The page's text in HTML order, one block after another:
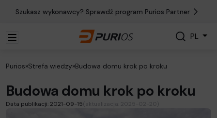
Szukasz wykonawcy? Sprawdź program Purios Partner
PL
Purios»Strefa wiedzy»Budowa domu krok po kroku
Budowa domu krok po kroku
Data publikacji: 2021-09-15(aktualizacja: 2025-02-20)